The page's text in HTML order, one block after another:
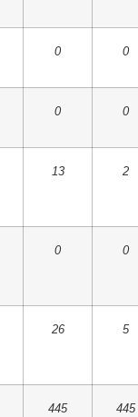
0 0
0 0
13 2
0 0
26 5
445 445